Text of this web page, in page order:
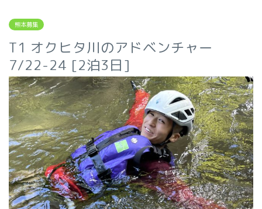
熊本募集
T1 オクヒタ川のアドベンチャー
7/22-24 [2泊3日]